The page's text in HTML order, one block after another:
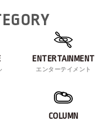
ENTERTAINMENT
エンターテイメント
COLUMN